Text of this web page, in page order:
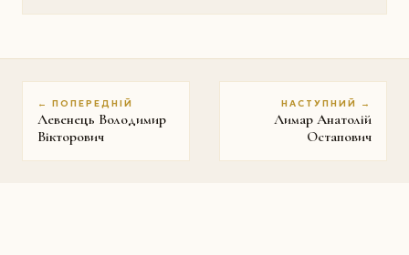
← ПОПЕРЕДНІЙ
Левенець Володимир
Вікторович
НАСТУПНИЙ →
Лимар Анатолій
Остапович